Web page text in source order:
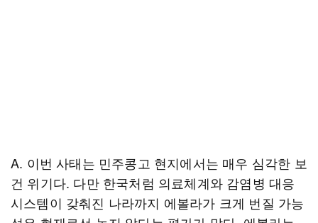
A. 이번 사태는 민주콩고 현지에서는 매우 심각한 보
건 위기다. 다만 한국처럼 의료체계와 감염병 대응
시스템이 갖춰진 나라까지 에볼라가 크게 번질 가능